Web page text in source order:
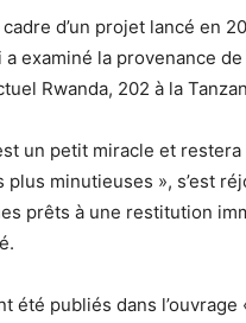
d’un projet lancé en
examiné la provenance
Rwanda, 202 à la
un petit miracle et
minutieuses », s’est
prêts à une restitution
été publiés dans